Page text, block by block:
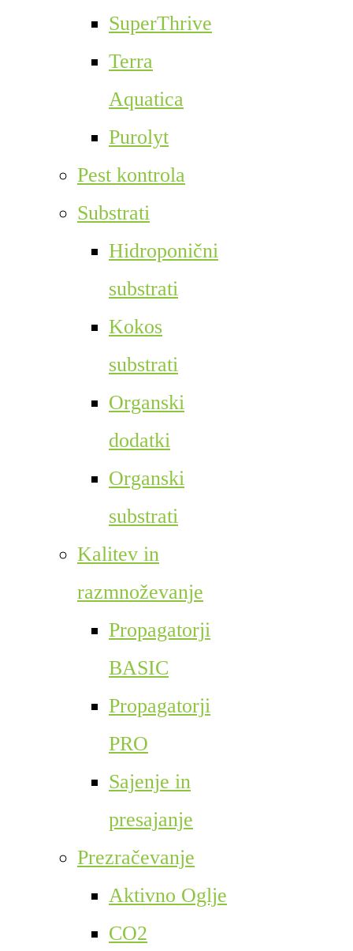
SuperThrive
Terra
Aquatica
Purolyt
Pest kontrola
Substrati
Hidroponični
substrati
Kokos
substrati
Organski
dodatki
Organski
substrati
Kalitev in
razmnoževanje
Propagatorji
BASIC
Propagatorji
PRO
Sajenje in
presajanje
Prezračevanje
Aktivno Oglje
CO2